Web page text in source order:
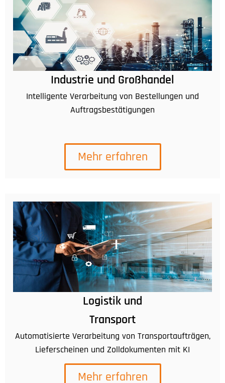
Industrie und Großhandel
Intelligente Verarbeitung von Bestellungen und
Auftragsbestätigungen
Mehr erfahren
Logistik und
Transport
Automatisierte Verarbeitung von Transportaufträgen,
Lieferscheinen und Zolldokumenten mit KI
Mehr erfahren